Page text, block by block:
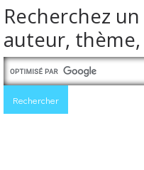
Recherchez
auteur, thème,